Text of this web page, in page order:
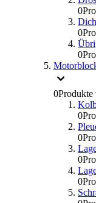
0
0
0
0Produkte
0
0
0
0